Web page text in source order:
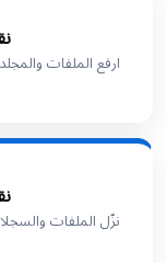
ارفع الملفات
نزّل الملفات